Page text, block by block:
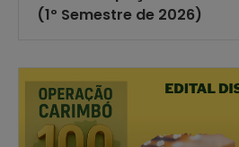
(1º Semestre de 2026)